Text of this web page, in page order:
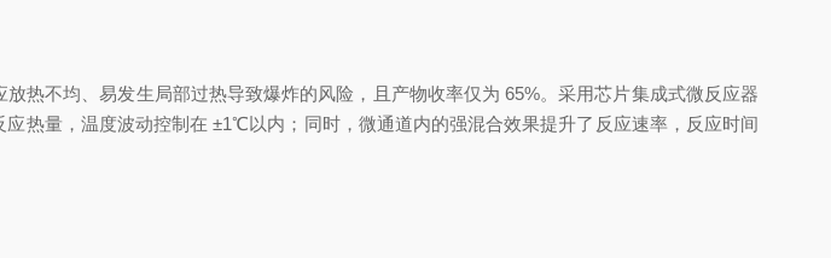
不均、易发生局部过热导致爆炸的风险，且产物收率仅为 65%。采用芯片集成式微反应器
热量，温度波动控制在 ±1℃以内；同时，微通道内的强混合效果提升了反应速率，反应时间